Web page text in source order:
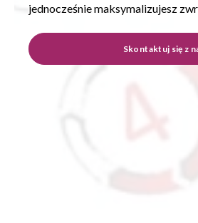
jednocześnie maksymalizujesz
Skontaktuj się z